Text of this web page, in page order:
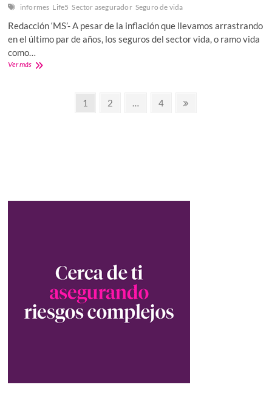
informes Life5 Sector asegurador Seguro de vida
Redacción ‘MS’- A pesar de la inflación que llevamos arrastrando
en el último par de años, los seguros del sector vida, o ramo vida
como…
Ver másSeguros
PaginaciónPágina
1 Página
2 Página
4